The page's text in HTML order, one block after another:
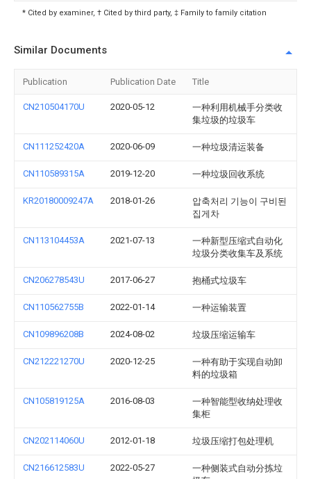
* Cited by examiner, † Cited by third party, ‡ Family to family citation
Similar Documents
Publication Publication Date Title
CN210504170U 2020-05-12
一种利用机械手分类收
集垃圾的垃圾车
CN111252420A 2020-06-09 一种垃圾清运装备
CN110589315A 2019-12-20 一种垃圾回收系统
KR20180009247A 2018-01-26
압축처리 기능이 구비된
집게차
CN113104453A 2021-07-13
一种新型压缩式自动化
垃圾分类收集车及系统
CN206278543U 2017-06-27 抱桶式垃圾车
CN110562755B 2022-01-14 一种运输装置
CN109896208B 2024-08-02 垃圾压缩运输车
CN212221270U 2020-12-25
一种有助于实现自动卸
料的垃圾箱
CN105819125A 2016-08-03
一种智能型收纳处理收
集柜
CN202114060U 2012-01-18 垃圾压缩打包处理机
CN216612583U 2022-05-27
一种侧装式自动分拣垃